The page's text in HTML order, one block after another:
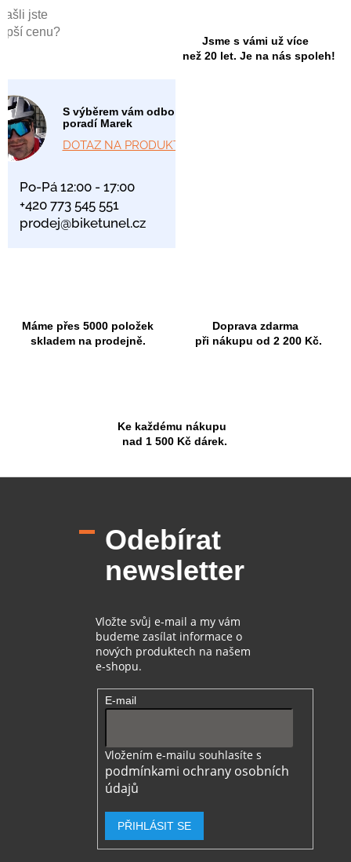
jste
cenu?
S výběrem vám odborně
poradí Marek
DOTAZ NA PRODUKT
Po-Pá 12:00 - 17:00
+420 773 545 551
prodej@biketunel.cz
Jsme s vámi už více
než 20 let. Je na nás spoleh!
Máme přes 5000 položek
skladem na prodejně.
Doprava zdarma
při nákupu od 2 200 Kč.
Ke každému nákupu
nad 1 500 Kč dárek.
Odebírat
newsletter
Vložte svůj e-mail a my vám
budeme zasílat informace o
nových produktech na našem
e-shopu.
E-mail
Vložením e-mailu souhlasíte s
podmínkami ochrany osobních
údajů
PŘIHLÁSIT SE